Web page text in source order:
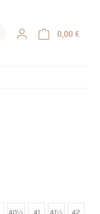
0,00 €
40½ 41 41½ 42